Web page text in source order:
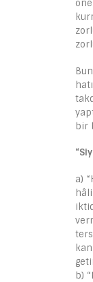
bir
a)
b)